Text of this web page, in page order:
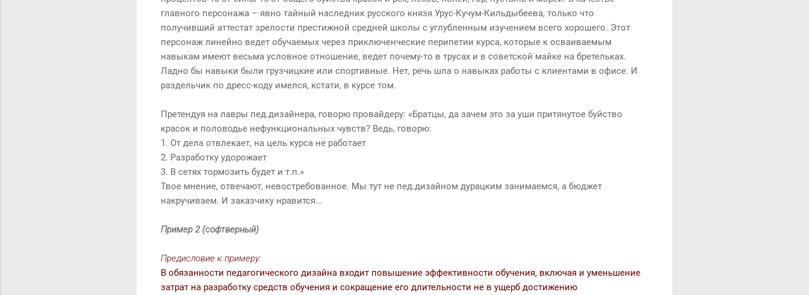
главного персонажа – явно тайный наследник русского князя Урус-Кучум-Кильдыбеева, только что
получивший аттестат зрелости престижной средней школы с углубленным изучением всего хорошего. Этот
персонаж линейно ведет обучаемых через приключенческие перипетии курса, которые к осваиваемым
навыкам имеют весьма условное отношение, ведет почему-то в трусах и в советской майке на бретельках.
Ладно бы навыки были грузчицкие или спортивные. Нет, речь шла о навыках работы с клиентами в офисе. И
раздельчик по дресс-коду имелся, кстати, в курсе том.
Претендуя на лавры пед.дизайнера, говорю провайдеру: «Братцы, да зачем это за уши притянутое буйство
красок и половодье нефункциональных чувств? Ведь, говорю:
1. От дела отвлекает, на цель курса не работает
2. Разработку удорожает
3. В сетях тормозить будет и т.п.»
Твое мнение, отвечают, невостребованное. Мы тут не пед.дизайном дурацким занимаемся, а бюджет
накручиваем. И заказчику нравится…
Пример 2 (софтверный)
Предисловие к примеру:
В обязанности педагогического дизайна входит повышение эффективности обучения, включая и уменьшение
затрат на разработку средств обучения и сокращение его длительности не в ущерб достижению